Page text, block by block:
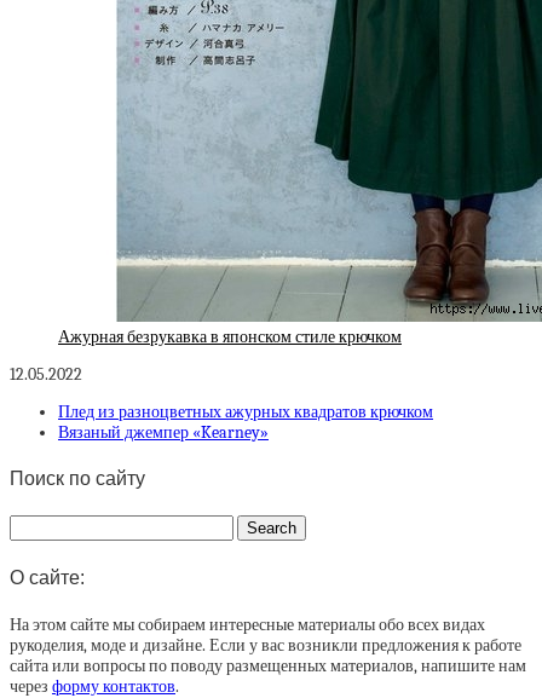
Ажурная безрукавка в японском стиле крючком
12.05.2022
Плед из разноцветных ажурных квадратов крючком
Вязаный джемпер «Kearney»
Поиск по сайту
О сайте:
На этом сайте мы собираем интересные материалы обо всех видах
рукоделия, моде и дизайне. Если у вас возникли предложения к работе
сайта или вопросы по поводу размещенных материалов, напишите нам
через форму контактов.